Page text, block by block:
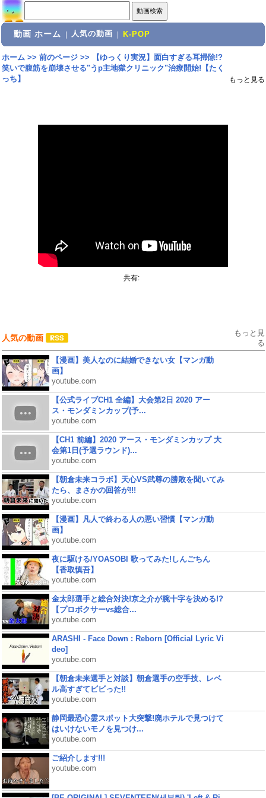
動画 ホーム 人気の動画 K-POP
ホーム>> 前のページ>>
【ゆっくり実況】面白すぎる耳掃除!?
笑いで腹筋を崩壊させる"うp主地獄クリニック"治療開始!【たく
っち】
もっと見る
共有:
人気の動画
もっと見
る
【漫画】美人なのに結婚できない女【マンガ動
画】
youtube.com
【公式ライブCH1 全編】大会第2日 2020 アー
ス・モンダミンカップ(予...
youtube.com
【CH1 前編】2020 アース・モンダミンカップ 大
会第1日(予選ラウンド)...
youtube.com
【朝倉未来コラボ】天心VS武尊の勝敗を聞いてみ
たら、まさかの回答が!!!
youtube.com
【漫画】凡人で終わる人の悪い習慣【マンガ動
画】
youtube.com
夜に駆ける/YOASOBI 歌ってみた!しんごちん
【香取慎吾】
youtube.com
金太郎選手と総合対決!京之介が腕十字を決める!?
【プロボクサーvs総合...
youtube.com
ARASHI - Face Down : Reborn [Official Lyric Vi
deo]
youtube.com
【朝倉未来選手と対談】朝倉選手の空手技、レベ
ル高すぎてビビった!!
youtube.com
静岡最恐心霊スポット大突撃!廃ホテルで見つけて
はいけないモノを見つけ...
youtube.com
ご紹介します!!!
youtube.com